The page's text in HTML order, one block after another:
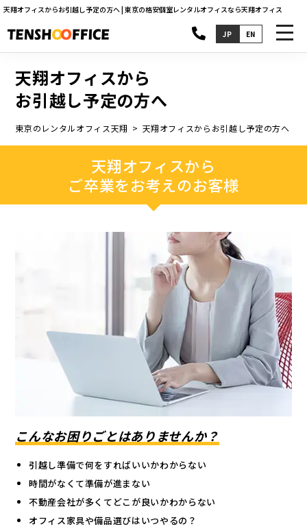
天翔オフィスからお引越し予定の方へ | 東京の格安個室レンタルオフィスなら天翔オフィス
JP EN
天翔オフィスから
お引越し予定の方へ
東京のレンタルオフィス天翔 天翔オフィスからお引越し予定の方へ
天翔オフィスから
ご卒業をお考えのお客様
こんなお困りごとはありませんか？
引越し準備で何をすればいいかわからない
時間がなくて準備が進まない
不動産会社が多くてどこが良いかわからない
オフィス家具や備品選びはいつやるの？